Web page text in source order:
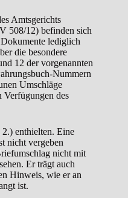
Amtsgerichts
508/12) befinden sich
lediglich
die besondere
12 der vorgenannten
Nummern
Umschläge
des
enthielten. Eine
nicht vergeben
nicht mit
Er trägt auch
Hinweis, wie er an
ist.